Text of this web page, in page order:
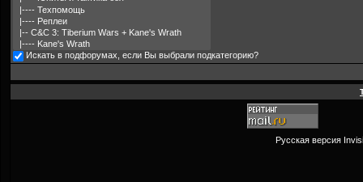
Искать в подфорумах, если Вы выбрали подкатегорию?
Русская версия